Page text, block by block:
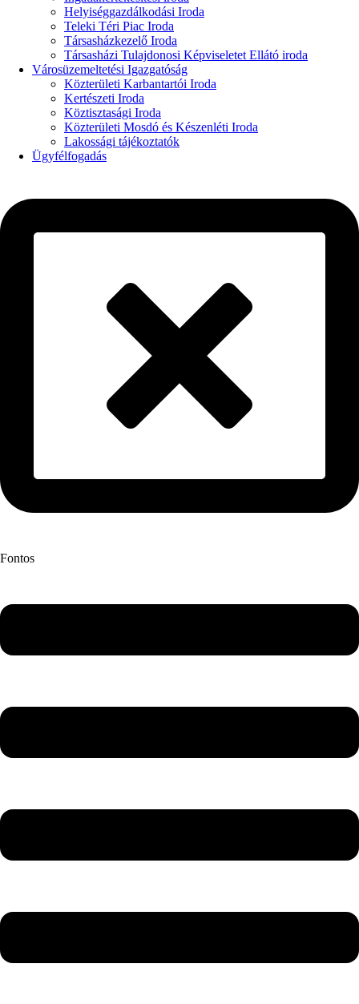
Helyiséggazdálkodási Iroda
Teleki Téri Piac Iroda
Társasházkezelő Iroda
Társasházi Tulajdonosi Képviseletet Ellátó iroda
Városüzemeltetési Igazgatóság
Közterületi Karbantartói Iroda
Kertészeti Iroda
Köztisztasági Iroda
Közterületi Mosdó és Készenléti Iroda
Lakossági tájékoztatók
Ügyfélfogadás
Fontos